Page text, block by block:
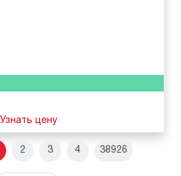
Узнать цену
2 3 4 38926